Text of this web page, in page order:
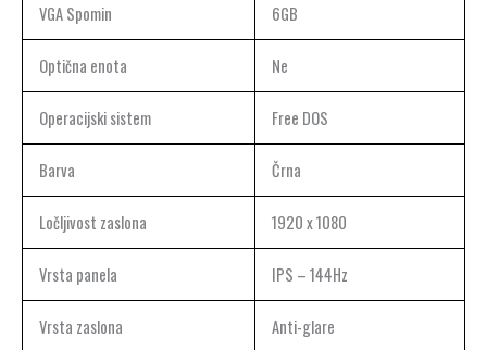
VGA Spomin 6GB
Optična enota Ne
Operacijski sistem Free DOS
Barva Črna
Ločljivost zaslona 1920 x 1080
Vrsta panela IPS – 144Hz
Vrsta zaslona Anti-glare